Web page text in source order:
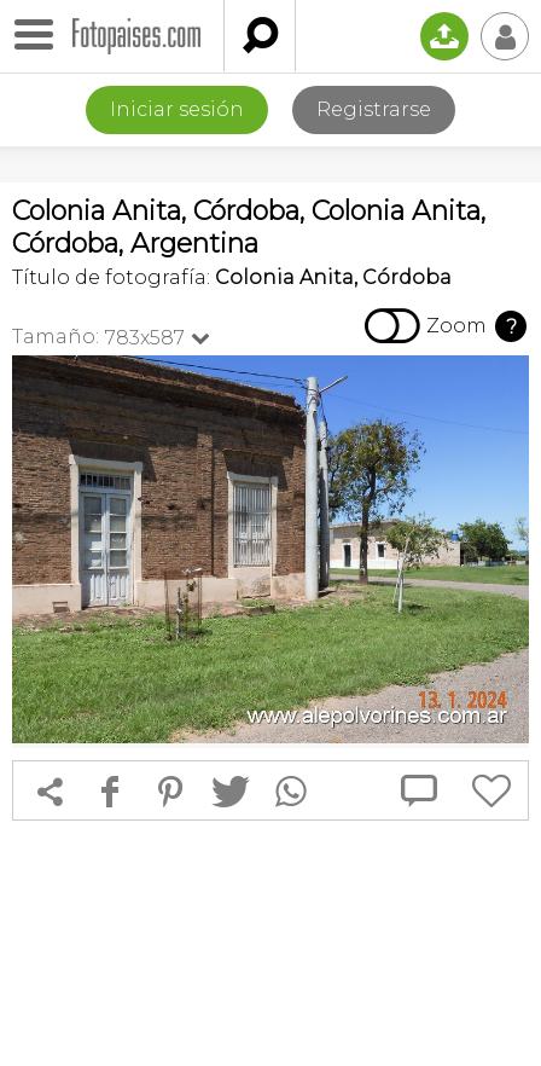
 📤 👤
Iniciar sesión Registrarse
Colonia Anita, Córdoba, Colonia Anita,
Córdoba, Argentina
Título de fotografía: Colonia Anita, Córdoba
Tamaño: 783x587   Zoom ?
 f 1 T  